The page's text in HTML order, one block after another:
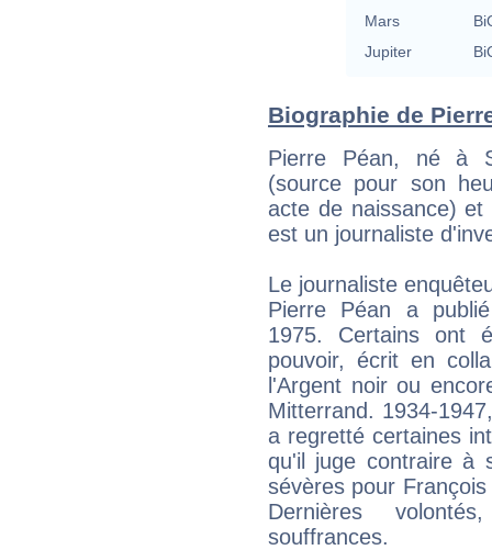
Mars
Jupiter
Biographie de
Pierre Péan, né à
(source pour son
acte de naissance)
est un journaliste
Le journaliste
Pierre Péan a
1975. Certains ont
pouvoir, écrit en
l'Argent noir ou
Mitterrand. 1934-
a regretté certaines
qu'il juge contraire à
sévères pour
Dernières
souffrances.